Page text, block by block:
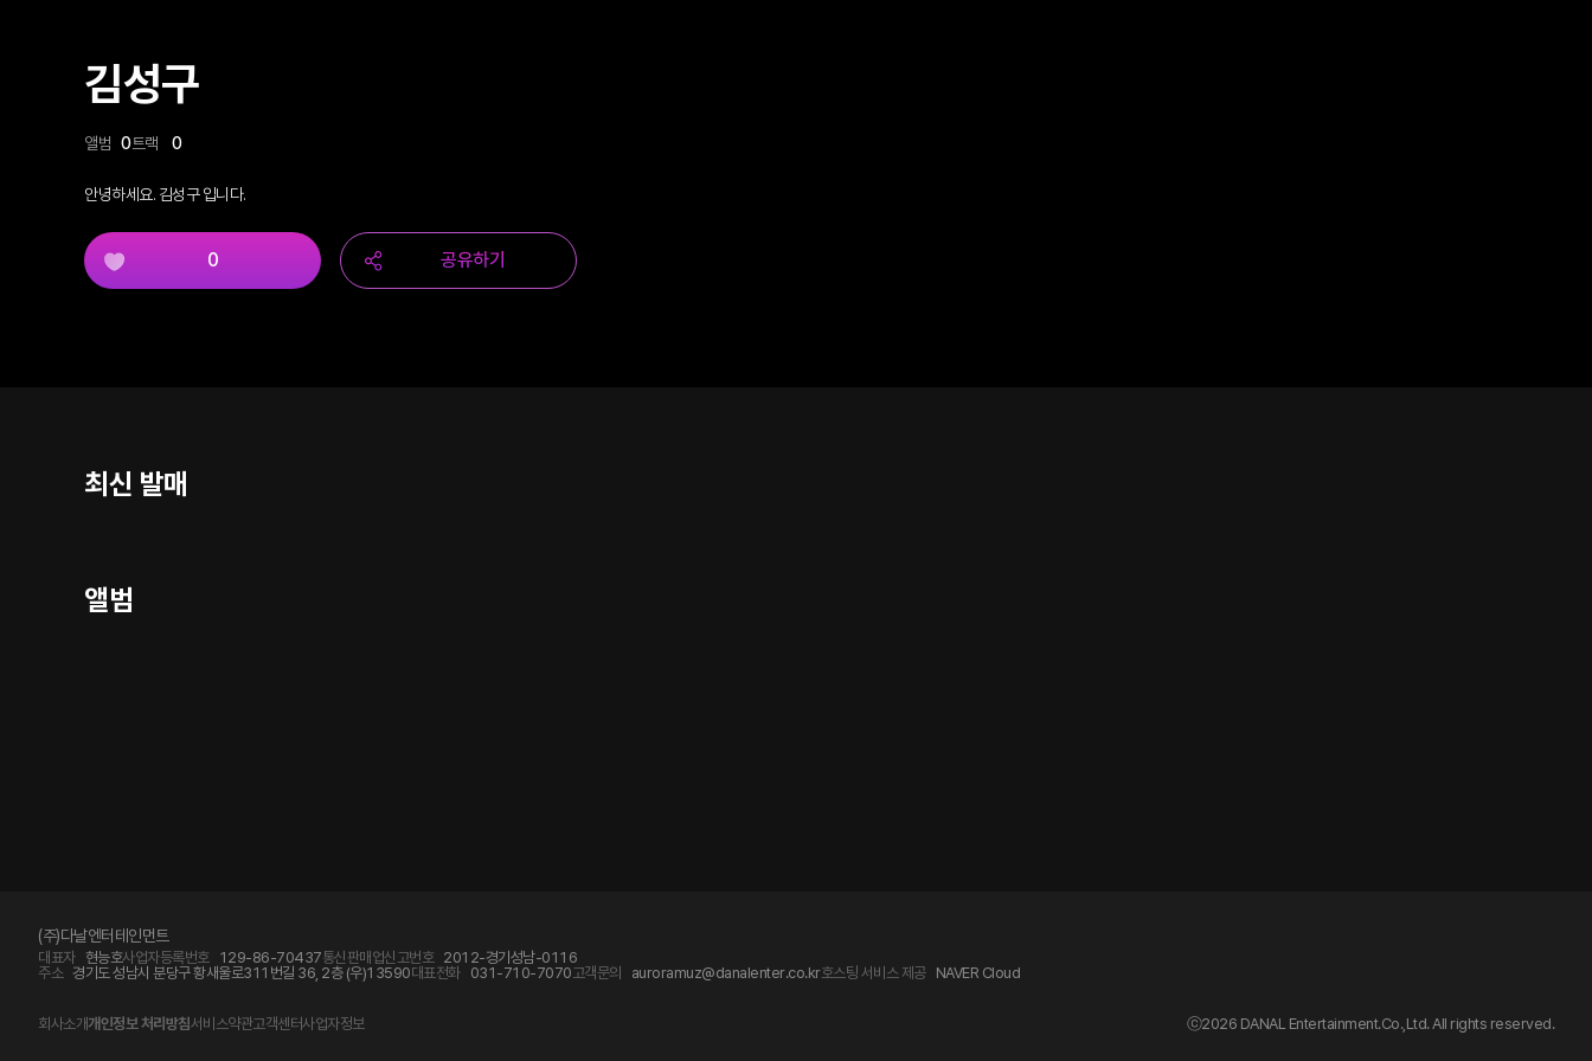
김성구
앨범 0트랙 0
안녕하세요. 김성구 입니다.
0 공유하기
최신 발매
앨범
(주)다날엔터테인먼트
대표자 현능호사업자등록번호 129-86-70437통신판매업신고번호 2012-경기성남-0116
주소 경기도 성남시 분당구 황새울로311번길 36, 2층 (우)13590대표전화 031-710-7070고객문의 auroramuz@danalenter.co.kr호스팅 서비스 제공 NAVER Cloud
회사소개개인정보 처리방침서비스약관고객센터사업자정보 ⓒ2026 DANAL Entertainment.Co.,Ltd. All rights reserved.